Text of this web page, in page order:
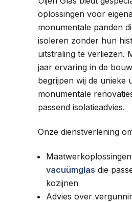
oplossingen voor
monumentale panden
isoleren zonder hun
uitstraling te verliezen.
jaar ervaring in de
begrijpen wij de unieke
monumentale
passend isolatieadvies.
Onze dienstverlening
vacuümglas die
kozijnen
Advies over